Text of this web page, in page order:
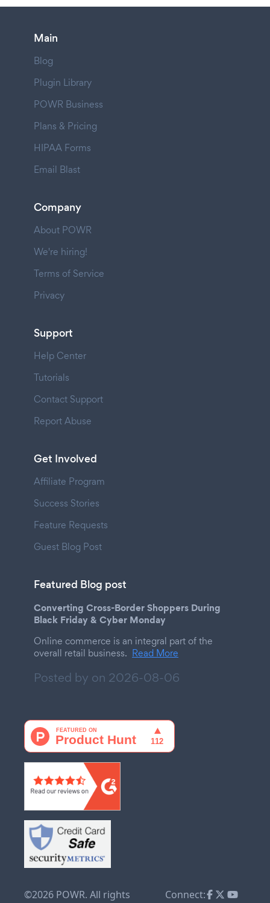
Main
Blog
Plugin Library
POWR Business
Plans & Pricing
HIPAA Forms
Email Blast
Company
About POWR
We're hiring!
Terms of Service
Privacy
Support
Help Center
Tutorials
Contact Support
Report Abuse
Get Involved
Affiliate Program
Success Stories
Feature Requests
Guest Blog Post
Featured Blog post
Converting Cross-Border Shoppers During
Black Friday & Cyber Monday
Online commerce is an integral part of the
overall retail business. Read More
Posted by on 2026-08-06
©2026 POWR. All rights
Connect: